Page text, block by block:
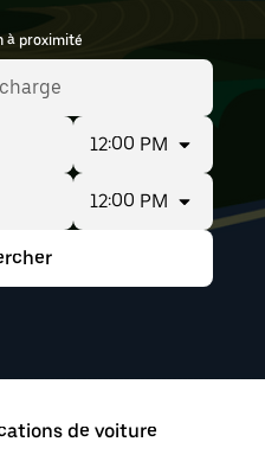
à proximité
12:00 PM
12:00 PM
de voiture